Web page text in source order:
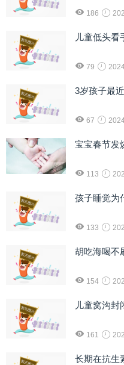
186
儿童低头看
79
3岁孩子最
67
宝宝春节发
113
孩子睡觉为
133
胡吃海喝不
154
儿童窝沟封
161
长期在抗生